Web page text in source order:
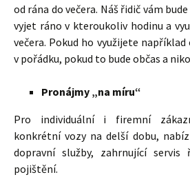
od rána do večera. Náš řidič vám
vyjet ráno v kteroukoliv hodinu a
večera. Pokud ho využijete
v pořádku, pokud to bude občas a
Pronájmy „na míru“
Pro individuální i firemní
konkrétní vozy na delší dobu,
dopravní služby, zahrnující servis
pojištění.